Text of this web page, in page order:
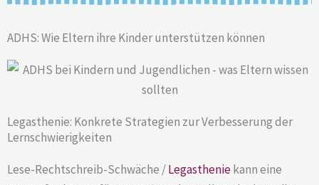
ADHS: Wie Eltern ihre Kinder unterstützen können
Legasthenie: Konkrete Strategien zur Verbesserung der
Lernschwierigkeiten
Lese-Rechtschreib-Schwäche /Legastheniekann eine